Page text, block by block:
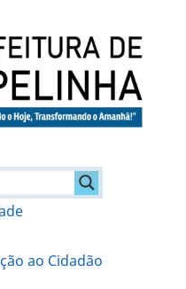
ao Cidadão